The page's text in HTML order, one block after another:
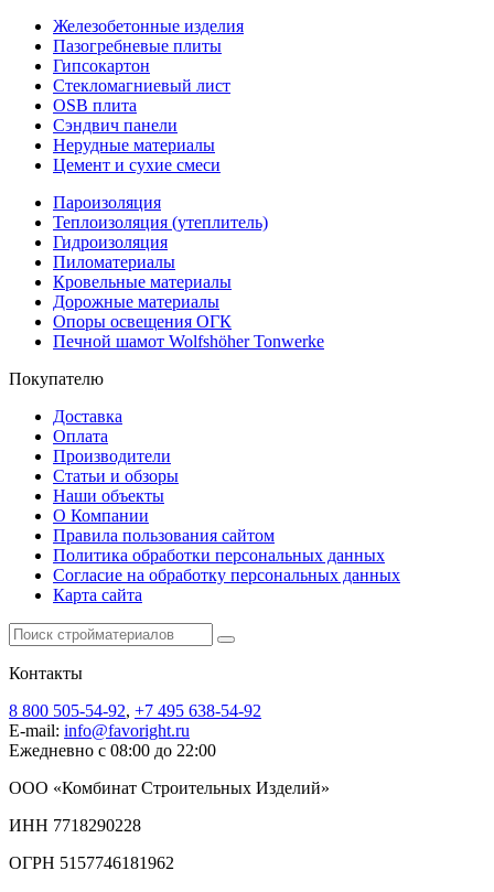
Железобетонные изделия
Пазогребневые плиты
Гипсокартон
Стекломагниевый лист
OSB плита
Сэндвич панели
Нерудные материалы
Цемент и сухие смеси
Пароизоляция
Теплоизоляция (утеплитель)
Гидроизоляция
Пиломатериалы
Кровельные материалы
Дорожные материалы
Опоры освещения ОГК
Печной шамот Wolfshöher Tonwerke
Покупателю
Доставка
Оплата
Производители
Статьи и обзоры
Наши объекты
О Компании
Правила пользования сайтом
Политика обработки персональных данных
Согласие на обработку персональных данных
Карта сайта
Контакты
8 800 505-54-92, +7 495 638-54-92
E-mail: info@favoright.ru
Ежедневно с 08:00 до 22:00
ООО «Комбинат Строительных Изделий»
ИНН 7718290228
ОГРН 5157746181962